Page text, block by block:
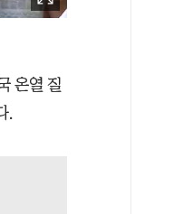
온열 질
.